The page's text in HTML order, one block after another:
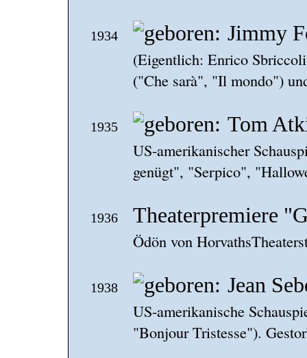
1934 Jimmy
(Eigentlich: Enrico
("Che sarà", "Il mondo")
1935 Tom
US-amerikanischer
genügt", "Serpico",
1936 Theaterpremiere
Ödön von
1938 Jean
US-amerikanische
"Bonjour Tristesse").